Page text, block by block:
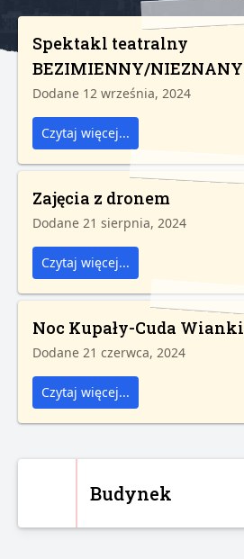
Spektakl teatralny
BEZIMIENNY/NIEZNANY
Dodane 12 września, 2024
Czytaj więcej...
Zajęcia z dronem
Dodane 21 sierpnia, 2024
Czytaj więcej...
Noc Kupały-Cuda Wianki
Dodane 21 czerwca, 2024
Czytaj więcej...
Budynek